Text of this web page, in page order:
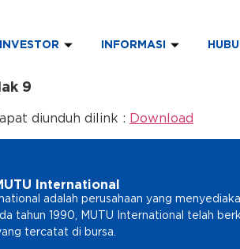
INVESTOR INFORMASI
9
diunduh dilink : Download
International
adalah perusahaan yang
tahun 1990, MUTU International telah
tercatat di bursa.